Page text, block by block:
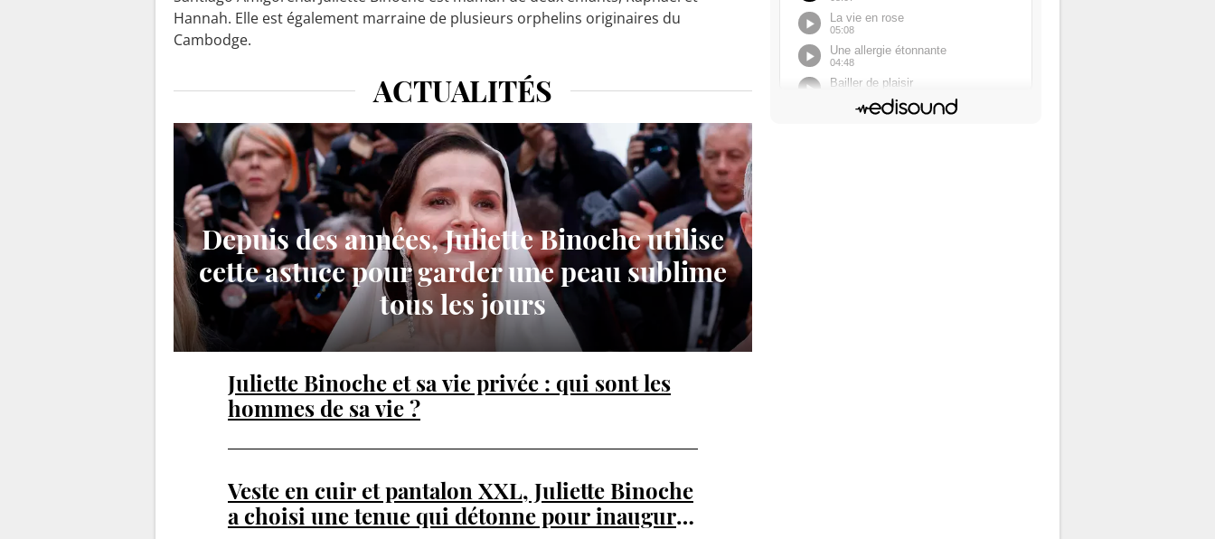
Hannah. Elle est également marraine de plusieurs orphelins originaires du
Cambodge.
ACTUALITÉS
Depuis des années, Juliette Binoche utilise
cette astuce pour garder une peau sublime
tous les jours
Juliette Binoche et sa vie privée : qui sont les
hommes de sa vie ?
Veste en cuir et pantalon XXL, Juliette Binoche
a choisi une tenue qui détonne pour inaugurer